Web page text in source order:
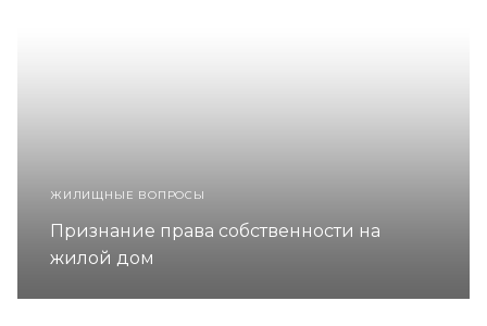
ЖИЛИЩНЫЕ ВОПРОСЫ
Признание права собственности на
жилой дом